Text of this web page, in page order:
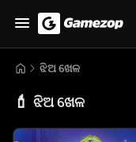
ଝିଅ ଖେଳ
💄 ଝିଅ ଖେଳ